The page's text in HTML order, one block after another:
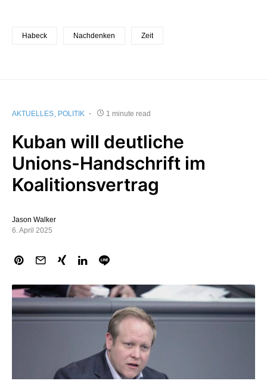
Habeck Nachdenken Zeit
AKTUELLES POLITIK 1 minute read
Kuban will deutliche
Unions-Handschrift im
Koalitionsvertrag
Jason Walker
6. April 2025